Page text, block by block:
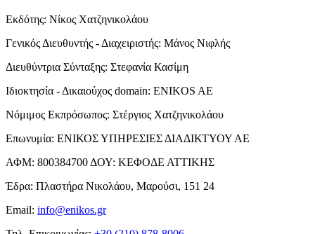
Εκδότης: Νίκος Χατζηνικολάου
Γενικός Διευθυντής - Διαχειριστής: Μάνος Νιφλής
Διευθύντρια Σύνταξης: Στεφανία Κασίμη
Ιδιοκτησία - Δικαιούχος domain: ENIKOS AE
Νόμιμος Εκπρόσωπος: Στέργιος Χατζηνικολάου
Επωνυμία: ΕΝΙΚΟΣ ΥΠΗΡΕΣΙΕΣ ΔΙΑΔΙΚΤΥΟΥ ΑΕ
ΑΦΜ: 800384700 ΔΟΥ: ΚΕΦΟΔΕ ΑΤΤΙΚΗΣ
Έδρα: Πλαστήρα Νικολάου, Μαρούσι, 151 24
Email: info@enikos.gr